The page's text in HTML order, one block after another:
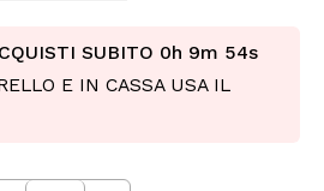
SUBITO 0h 9m 52s
E IN CASSA USA IL